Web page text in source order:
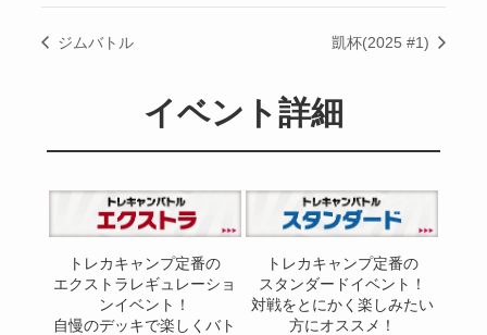
ジムバトル 凱杯(2025 #1)
イベント詳細
トレカキャンプ定番の
エクストラレギュレーショ
ンイベント！
自慢のデッキで楽しくバト
トレカキャンプ定番の
スタンダードイベント！
対戦をとにかく楽しみたい
方にオススメ！